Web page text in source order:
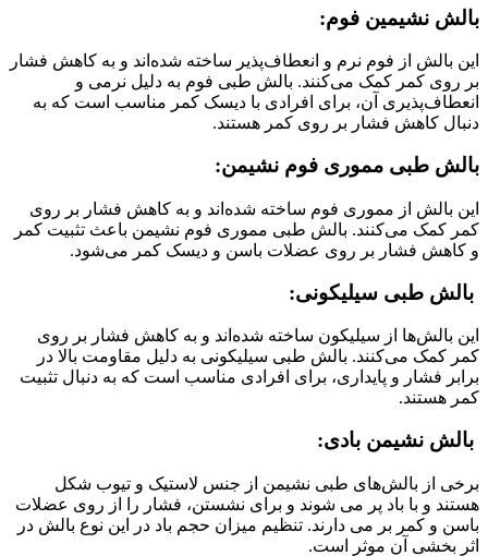
بالش نشیمین فوم:
این بالش‌ از فوم نرم و انعطاف‌پذیر ساخته شده‌اند و به کاهش فشار
بر روی کمر کمک می‌کنند. بالش طبی فوم به دلیل نرمی و
انعطاف‌پذیری آن، برای افرادی با دیسک کمر مناسب است که به
دنبال کاهش فشار بر روی کمر هستند.
بالش طبی مموری فوم نشیمن:
این بالش‌ از مموری فوم ساخته شده‌اند و به کاهش فشار بر روی
کمر کمک می‌کنند. بالش طبی مموری فوم نشیمن باعث تثبیت کمر
و کاهش فشار بر روی عضلات باسن و دیسک کمر می‌شود.
بالش طبی سیلیکونی:
این بالش‌ها از سیلیکون ساخته شده‌اند و به کاهش فشار بر روی
کمر کمک می‌کنند. بالش طبی سیلیکونی به دلیل مقاومت بالا در
برابر فشار و پایداری، برای افرادی مناسب است که به دنبال تثبیت
کمر هستند.
بالش نشیمن بادی:
برخی از بالش‌های طبی نشیمن از جنس لاستیک و تیوب شکل
هستند و با باد پر می شوند و برای نشستن، فشار را از روی عضلات
باسن و کمر بر می دارند. تنظیم میزان حجم باد در این نوع بالش در
اثر بخشی آن موثر است.